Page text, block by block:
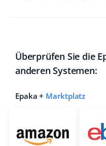
Überprüfen Sie die
anderen Systemen:
Epaka + Marktplatz